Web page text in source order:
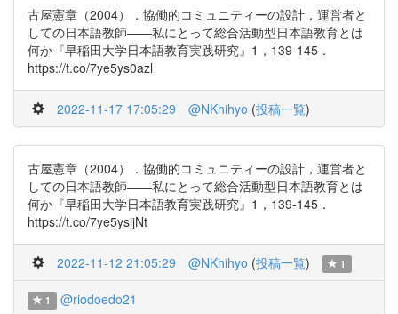
古屋憲章（2004）．協働的コミュニティーの設計，運営者と
しての日本語教師――私にとって総合活動型日本語教育とは
何か『早稲田大学日本語教育実践研究』1，139-145．
https://t.co/7ye5ys0azl
2022-11-17 17:05:29 @NKhihyo (投稿一覧)
古屋憲章（2004）．協働的コミュニティーの設計，運営者と
しての日本語教師――私にとって総合活動型日本語教育とは
何か『早稲田大学日本語教育実践研究』1，139-145．
https://t.co/7ye5ysijNt
2022-11-12 21:05:29 @NKhihyo (投稿一覧) 1
1 @riodoedo21